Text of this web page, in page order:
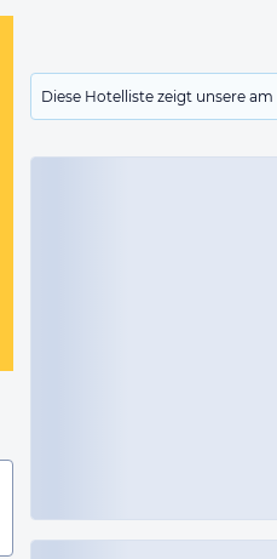
Diese Hotelliste zeigt unsere